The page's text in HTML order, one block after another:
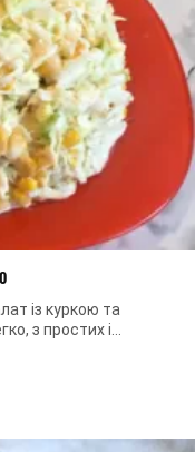
із куркою та
з простих і